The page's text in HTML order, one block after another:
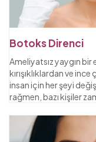
Botoks Direnci
Ameliyatsız yaygın
kırışıklıklardan ve
insan için her şeyi
rağmen, bazı kişiler